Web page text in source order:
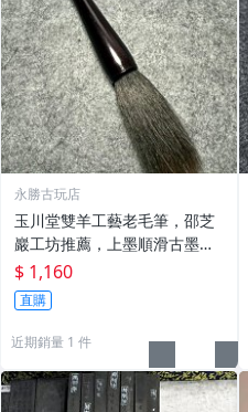
永勝古玩店
玉川堂雙羊工藝老毛筆，邵芝
巖工坊推薦，上墨順滑古墨專
用 老墨 冬青 老筆
$ 1,160
直購
近期銷量 1 件